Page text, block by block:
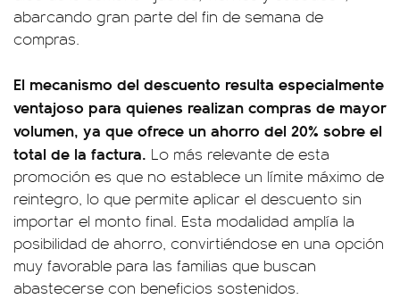
abarcando gran parte del fin de semana de
compras.
El mecanismo del descuento resulta especialmente
ventajoso para quienes realizan compras de mayor
volumen, ya que ofrece un ahorro del 20% sobre el
total de la factura. Lo más relevante de esta
promoción es que no establece un límite máximo de
reintegro, lo que permite aplicar el descuento sin
importar el monto final. Esta modalidad amplía la
posibilidad de ahorro, convirtiéndose en una opción
muy favorable para las familias que buscan
abastecerse con beneficios sostenidos.